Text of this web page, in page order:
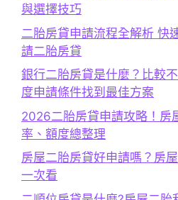
與選擇技巧
二胎房貸申請流程全解析 快
請二胎房貸
銀行二胎房貸是什麼？比較
度申請條件找到最佳方案
2026二胎房貸申請攻略！房
率、額度總整理
房屋二胎房貸好申請嗎？房
一次看